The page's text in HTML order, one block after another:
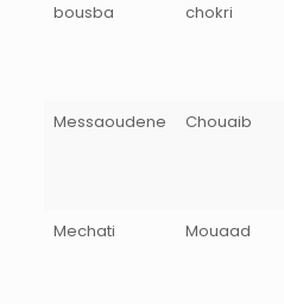
bousba chokri
Messaoudene Chouaib
Mechati Mouaad